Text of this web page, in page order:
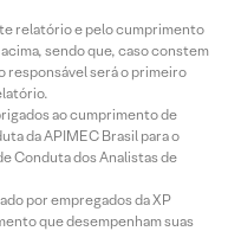
relatório e pelo cumprimento
sendo que, caso constem
responsável será o primeiro
ao cumprimento de
da APIMEC Brasil para o
Conduta dos Analistas de
por empregados da XP
que desempenham suas